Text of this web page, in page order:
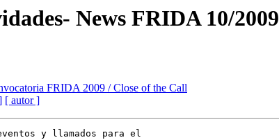
News FRIDA 10/2009
FRIDA 2009 / Close of the Call
[ autor ]
y llamados para el